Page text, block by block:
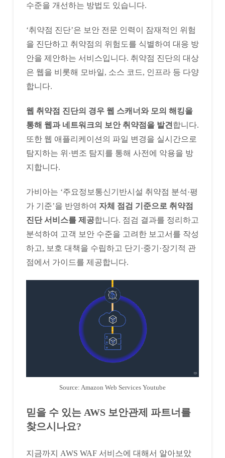
수준을 개선하는 방법도 있습니다.
‘취약점 진단’은 보안 전문 인력이 잠재적인 위험
을 진단하고 취약점의 위험도를 식별하여 대응 방
안을 제안하는 서비스입니다. 취약점 진단의 대상
은 웹을 비롯해 모바일, 소스 코드, 인프라 등 다양
합니다.
웹 취약점 진단의 경우 웹 스캐너와 모의 해킹을
통해 웹과 네트워크의 보안 취약점을 발견 합니다.
또한 웹 애플리케이션의 파일 변경을 실시간으로
탐지하는 위·변조 탐지를 통해 사전에 악용을 방
지합니다.
가비아는 ‘주요정보통신기반시설 취약점 분석·평
가 기준’을 반영하여 자체 점검 기준으로 취약점
진단 서비스를 제공합니다. 점검 결과를 정리하고
분석하여 고객 보안 수준을 고려한 보고서를 작성
하고, 보호 대책을 수립하고 단기·중기·장기적 관
점에서 가이드를 제공합니다.
Source: Amazon Web Services Youtube
믿을 수 있는 AWS 보안관제 파트너를
찾으시나요?
지금까지 AWS WAF 서비스에 대해서 알아보았